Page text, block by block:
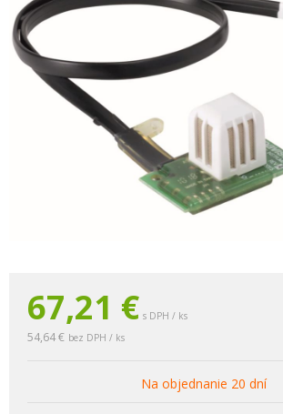
67,21 € s DPH / ks
54,64 € bez DPH / ks
Na objednanie 20 dní